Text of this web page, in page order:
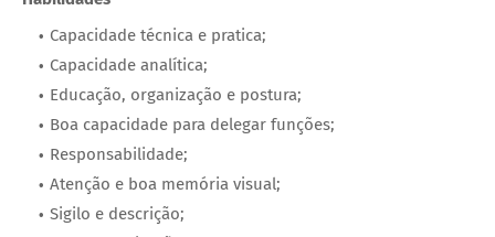
Capacidade técnica e pratica;
Capacidade analítica;
Educação, organização e postura;
Boa capacidade para delegar funções;
Responsabilidade;
Atenção e boa memória visual;
Sigilo e descrição;